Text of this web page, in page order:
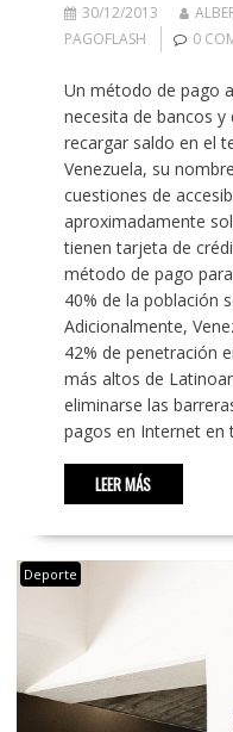
30/12/2013
PAGOFLASH
0
Un método de pago
necesita de bancos
recargar saldo en el
Venezuela, su
cuestiones de
aproximadamente
tienen tarjeta de
método de pago
40% de la población
Adicionalmente,
42% de penetración
más altos de
eliminarse las
pagos en Internet en
LEER MÁS
Deporte